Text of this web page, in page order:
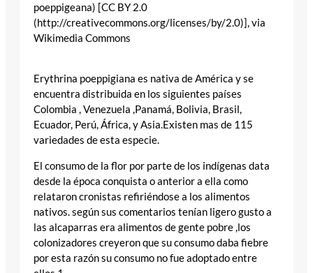
poeppigeana) [CC BY 2.0
(http://creativecommons.org/licenses/by/2.0)], via
Wikimedia Commons
Erythrina poeppigiana es nativa de América y se
encuentra distribuida en los siguientes países
Colombia , Venezuela ,Panamá, Bolivia, Brasil,
Ecuador, Perú, África, y Asia.Existen mas de 115
variedades de esta especie.
El consumo de la flor por parte de los indígenas data
desde la época conquista o anterior a ella como
relataron cronistas refiriéndose a los alimentos
nativos. según sus comentarios tenían ligero gusto a
las alcaparras era alimentos de gente pobre ,los
colonizadores creyeron que su consumo daba fiebre
por esta razón su consumo no fue adoptado entre